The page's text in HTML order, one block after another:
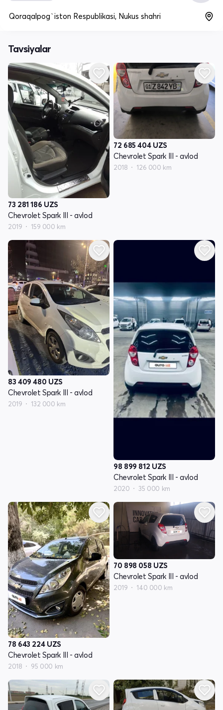
Qoraqalpog`iston Respublikasi, Nukus shahri
Tavsiyalar
73 281 186 UZS
Chevrolet Spark III - avlod
2019 159 000 km
72 685 404 UZS
Chevrolet Spark III - avlod
2018 126 000 km
83 409 480 UZS
Chevrolet Spark III - avlod
2019 132 000 km
98 899 812 UZS
Chevrolet Spark III - avlod
2020 35 000 km
78 643 224 UZS
Chevrolet Spark III - avlod
2018 95 000 km
70 898 058 UZS
Chevrolet Spark III - avlod
2019 140 000 km